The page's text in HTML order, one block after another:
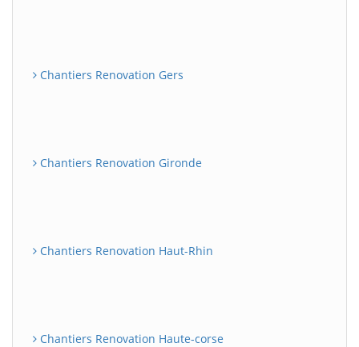
Chantiers Renovation Gers
Chantiers Renovation Gironde
Chantiers Renovation Haut-Rhin
Chantiers Renovation Haute-corse